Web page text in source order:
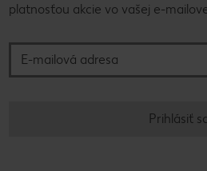
platnosťou akcie vo vašej e-
Prihlásiť